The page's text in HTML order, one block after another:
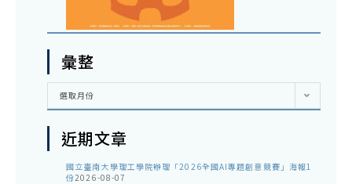
彙整
彙
選取月份
近期文章
國立臺南大學理工學院辦理「2026全國AI專題創意競賽」海報1
份2026-08-07